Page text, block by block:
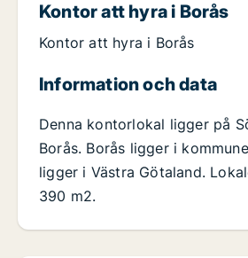
Kontor att hyra i Borås
Kontor att hyra i Borås
Information och data
Denna kontorlokal ligger på
Borås. Borås ligger i
ligger i Västra Götaland.
390 m2.